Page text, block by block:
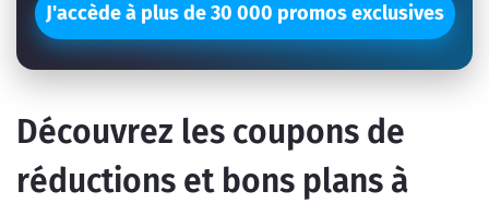
J'accède à plus de 30 000 promos exclusives
Découvrez les coupons de
réductions et bons plans à